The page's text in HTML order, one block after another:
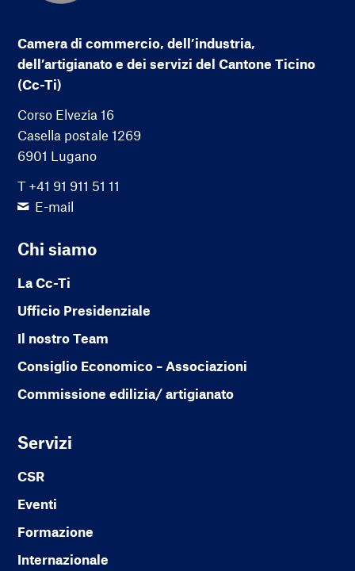
Camera di commercio, dell’industria,
dell’artigianato e dei servizi del Cantone Ticino
(Cc-Ti)
Corso Elvezia 16
Casella postale 1269
6901 Lugano
T +41 91 911 51 11
E-mail
Chi siamo
La Cc-Ti
Ufficio Presidenziale
Il nostro Team
Consiglio Economico – Associazioni
Commissione edilizia/ artigianato
Servizi
CSR
Eventi
Formazione
Internazionale